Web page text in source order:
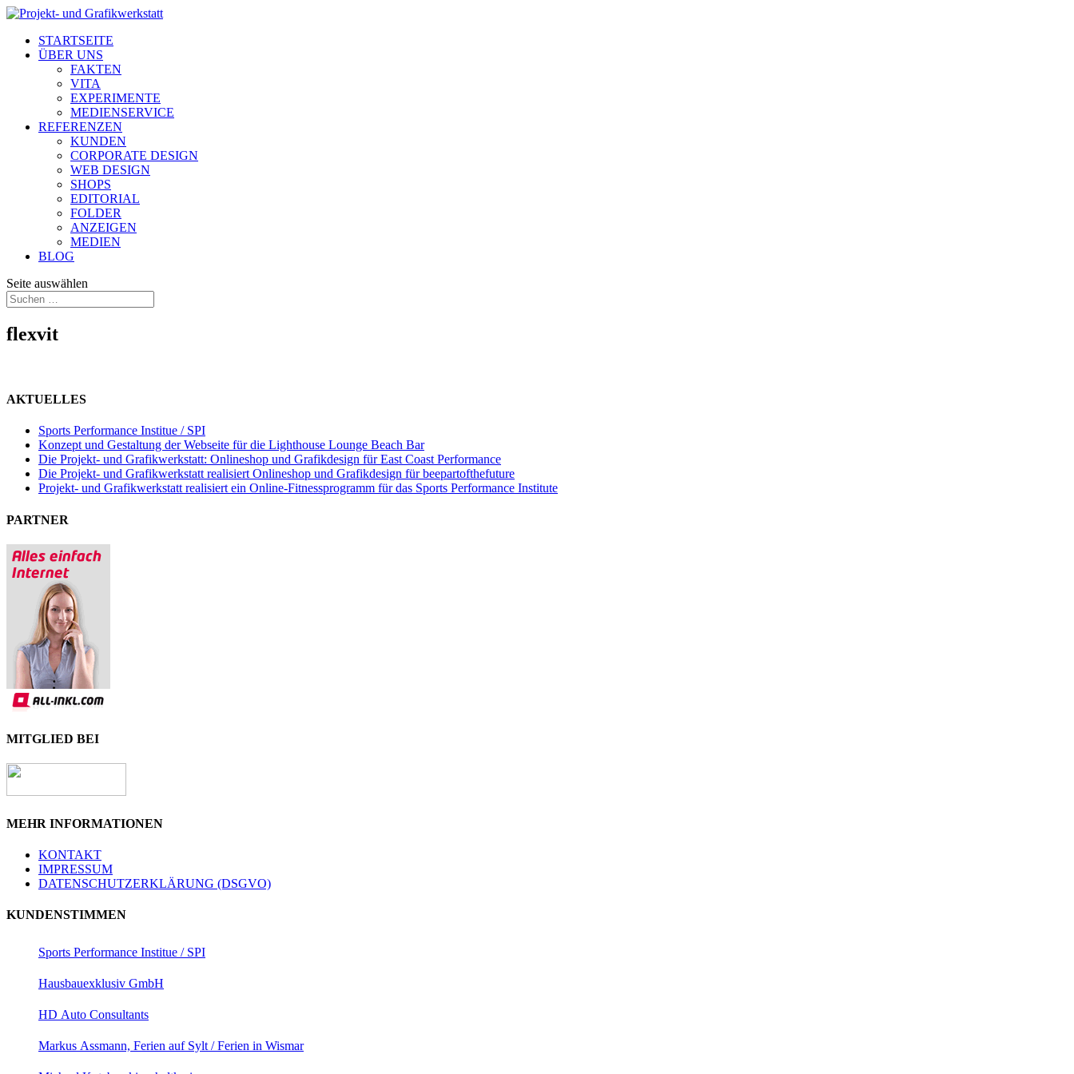
STARTSEITE
ÜBER UNS
FAKTEN
VITA
EXPERIMENTE
MEDIENSERVICE
REFERENZEN
KUNDEN
CORPORATE DESIGN
WEB DESIGN
SHOPS
EDITORIAL
FOLDER
ANZEIGEN
MEDIEN
BLOG
Seite auswählen
flexvit
AKTUELLES
Sports Performance Institue / SPI
Konzept und Gestaltung der Webseite für die Lighthouse Lounge Beach Bar
Die Projekt- und Grafikwerkstatt: Onlineshop und Grafikdesign für East Coast Performance
Die Projekt- und Grafikwerkstatt realisiert Onlineshop und Grafikdesign für beepartofthefuture
Projekt- und Grafikwerkstatt realisiert ein Online-Fitnessprogramm für das Sports Performance Institute
PARTNER
MITGLIED BEI
MEHR INFORMATIONEN
KONTAKT
IMPRESSUM
DATENSCHUTZERKLÄRUNG (DSGVO)
KUNDENSTIMMEN
Sports Performance Institue / SPI
Hausbauexklusiv GmbH
HD Auto Consultants
Markus Assmann, Ferien auf Sylt / Ferien in Wismar